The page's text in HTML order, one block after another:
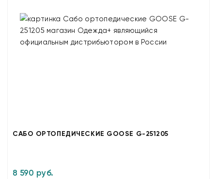
САБО ОРТОПЕДИЧЕСКИЕ GOOSE G-251205
8 590 руб.